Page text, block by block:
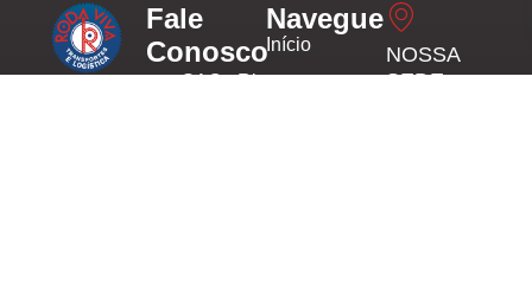
Fale
Conosco
SAC - Rio
Navegue
Início
NOSSA
SEDE